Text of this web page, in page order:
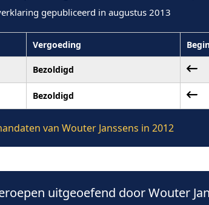
gepubliceerd in augustus 2013
Vergoeding
Bezoldigd
Bezoldigd
van Wouter Janssens in 2012
uitgeoefend door Wouter